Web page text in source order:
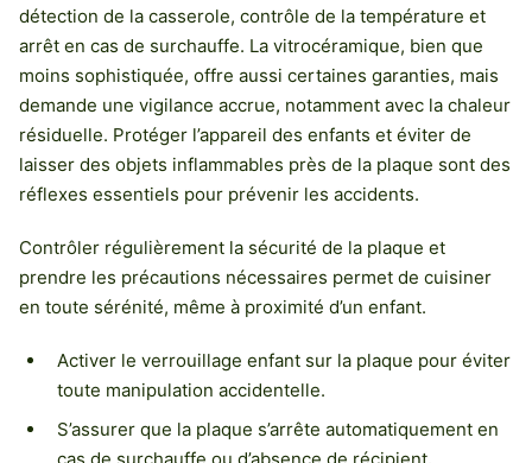
détection de la casserole, contrôle de la température et
arrêt en cas de surchauffe. La vitrocéramique, bien que
moins sophistiquée, offre aussi certaines garanties, mais
demande une vigilance accrue, notamment avec la chaleur
résiduelle. Protéger l’appareil des enfants et éviter de
laisser des objets inflammables près de la plaque sont des
réflexes essentiels pour prévenir les accidents.
Contrôler régulièrement la sécurité de la plaque et
prendre les précautions nécessaires permet de cuisiner
en toute sérénité, même à proximité d’un enfant.
Activer le verrouillage enfant sur la plaque pour éviter
toute manipulation accidentelle.
S’assurer que la plaque s’arrête automatiquement en